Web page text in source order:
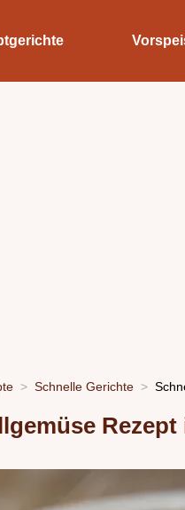
Schnelle Gerichte
Rezept